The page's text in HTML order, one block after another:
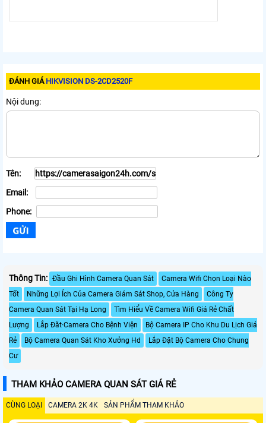
ĐÁNH GIÁ HIKVISION DS-2CD2520F
Nội dung:
Tên:
Email:
Phone:
Thông Tin: Đầu Ghi Hình Camera Quan Sát
Camera Wifi Chọn Loại Nào
Tốt
Những Lợi Ích Của Camera Giám Sát Shop, Cửa Hàng
Công Ty
Camera Quan Sát Tại Hạ Long
Tìm Hiểu Về Camera Wifi Giá Rẻ Chất
Lượng
Lắp Đăt·Camera Cho Bệnh Viện
Bộ Camera IP Cho Khu Du Lịch Giá
Rẻ
Bộ Camera Quan Sát Kho Xưởng Hd
Lắp Đặt Bộ Camera Cho Chung
Cư
THAM KHẢO CAMERA QUAN SÁT GIÁ RẺ
CÙNG LOẠI CAMERA 2K 4K SẢN PHẨM THAM KHẢO